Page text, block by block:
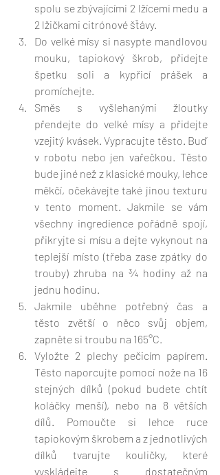
spolu se zbývajícími 2 lžícemi medu a
2 lžičkami citrónové šťávy.
Do velké mísy si nasypte mandlovou
mouku, tapiokový škrob, přidejte
špetku soli a kypřicí prášek a
promíchejte.
Směs s vyšlehanými žloutky
přendejte do velké mísy a přidejte
vzejitý kvásek. Vypracujte těsto. Buď
v robotu nebo jen vařečkou. Těsto
bude jiné než z klasické mouky, lehce
měkčí, očekávejte také jinou texturu
v tento moment. Jakmile se vám
všechny ingredience pořádně spojí,
přikryjte si mísu a dejte vykynout na
teplejší místo (třeba zase zpátky do
trouby) zhruba na ¾ hodiny až na
jednu hodinu.
Jakmile uběhne potřebný čas a
těsto zvětší o něco svůj objem,
zapněte si troubu na 165°C.
Vyložte 2 plechy pečicím papírem.
Těsto naporcujte pomocí nože na 16
stejných dílků (pokud budete chtít
koláčky menší), nebo na 8 větších
dílů. Pomoučte si lehce ruce
tapiokovým škrobem a z jednotlivých
dílků tvarujte kouličky, které
vyskládejte s dostatečným